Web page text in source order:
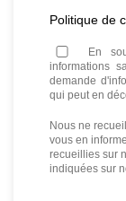
Politique de
En
informations
demande
qui peut en
Nous ne
vous en
recueillies sur
indiquées sur